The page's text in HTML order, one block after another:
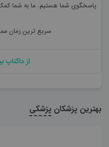
پاسخگوی شما هستیم. ما به شما
سریع ترین زمان
از داکتاپ
بهترین پزشکان پزشکی